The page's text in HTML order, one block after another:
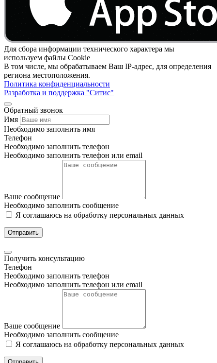
Для сбора информации технического характера мы
используем файлы Cookie
В том числе, мы обрабатываем Ваш IP-адрес, для определения
региона местоположения.
Политика конфиденциальности
Разработка и поддержка "Ситис"
Обратный звонок
Имя
Необходимо заполнить имя
Телефон
Необходимо заполнить телефон
Необходимо заполнить телефон или email
Ваше сообщение
Необходимо заполнить сообщение
Я соглашаюсь на обработку персональных данных
Отправить
Получить консультацию
Телефон
Необходимо заполнить телефон
Необходимо заполнить телефон или email
Ваше сообщение
Необходимо заполнить сообщение
Я соглашаюсь на обработку персональных данных